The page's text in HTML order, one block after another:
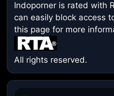
Indoporner is rated with
can easily block access
this page for more
All rights reserved.